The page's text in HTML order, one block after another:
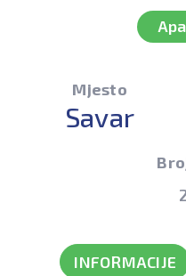
Mjesto
Savar
INFORMACIJE